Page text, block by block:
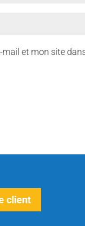
mail et mon site
client